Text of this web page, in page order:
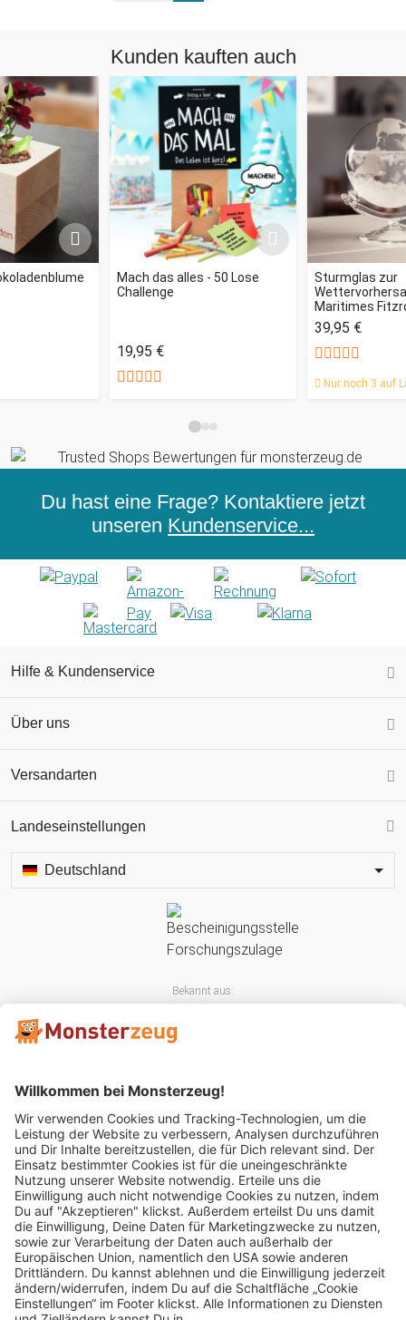
Kunden kauften auch
Mach das alles - 50 Lose
Challenge
19,95 €
Sturmglas zur
Maritimes
39,95 €
Nur noch 3 auf
Du hast eine Frage? Kontaktiere jetzt
unseren Kundenservice...
Hilfe & Kundenservice
Über uns
Versandarten
Landeseinstellungen
Deutschland
Bekannt aus:
Mitglied im: